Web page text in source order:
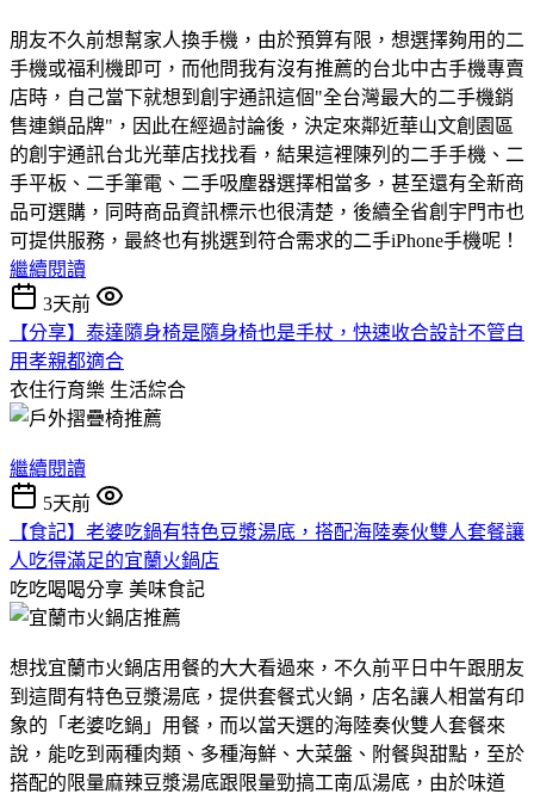
朋友不久前想幫家人換手機，由於預算有限，想選擇夠用的二
手機或福利機即可，而他問我有沒有推薦的台北中古手機專賣
店時，自己當下就想到創宇通訊這個"全台灣最大的二手機銷
售連鎖品牌"，因此在經過討論後，決定來鄰近華山文創園區
的創宇通訊台北光華店找找看，結果這裡陳列的二手手機、二
手平板、二手筆電、二手吸塵器選擇相當多，甚至還有全新商
品可選購，同時商品資訊標示也很清楚，後續全省創宇門市也
可提供服務，最終也有挑選到符合需求的二手iPhone手機呢！
繼續閱讀
3天前
【分享】泰達隨身椅是隨身椅也是手杖，快速收合設計不管自
用孝親都適合
衣住行育樂 生活綜合
繼續閱讀
5天前
【食記】老婆吃鍋有特色豆漿湯底，搭配海陸奏伙雙人套餐讓
人吃得滿足的宜蘭火鍋店
吃吃喝喝分享 美味食記
想找宜蘭市火鍋店用餐的大大看過來，不久前平日中午跟朋友
到這間有特色豆漿湯底，提供套餐式火鍋，店名讓人相當有印
象的「老婆吃鍋」用餐，而以當天選的海陸奏伙雙人套餐來
說，能吃到兩種肉類、多種海鮮、大菜盤、附餐與甜點，至於
搭配的限量麻辣豆漿湯底跟限量勁搞工南瓜湯底，由於味道